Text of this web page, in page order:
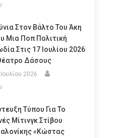
Στον Βάλτο Του Άκη
Μια Ποπ Πολιτική
Στις 17 Ιουλίου 2026
Δάσους
2026
Τύπου Για Το
Μίτινγκ Στίβου
«Κώστας